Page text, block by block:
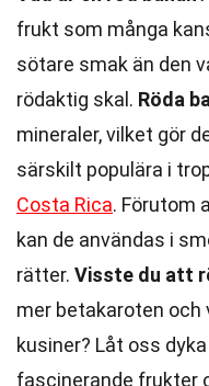
frukt som många
sötare smak än den
rödaktig skal. Röda
mineraler, vilket gör
särskilt populära i
Costa Rica. Förutom
kan de användas i
rätter. Visste du att
mer betakaroten och
kusiner? Låt oss
fascinerande frukter